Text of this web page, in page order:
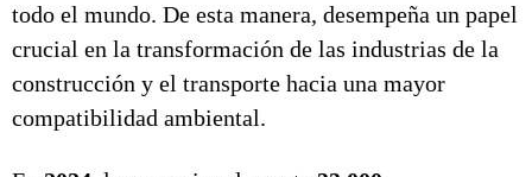
todo el mundo. De esta manera, desempeña un papel
crucial en la transformación de las industrias de la
construcción y el transporte hacia una mayor
compatibilidad ambiental.